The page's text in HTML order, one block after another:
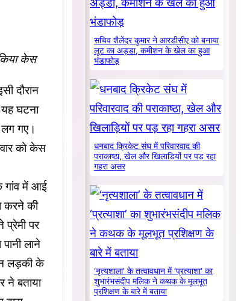
केस
दौरान
घटना
गए।
को केस
गांव में आई
करने की
पर
लाने
लड़की के
ने बताया
सचिव शैलेंद्र कुमार ने आरडीसीए को बनाया
लूट का अड्डा, कमीशन के खेल का हुआ
भंडाफोड़
धनबाद क्रिकेट संघ में परिवारवाद की
पराकाष्ठा, खेल और खिलाड़ियों पर पड़ रहा
गहरा असर
‘नृत्यशाला’ के तत्वावधान में ‘प्रत्याशा’ का
शुभारंभसंदीप मलिक ने कथक के मूलभूत
प्रशिक्षण के बारे में बताया